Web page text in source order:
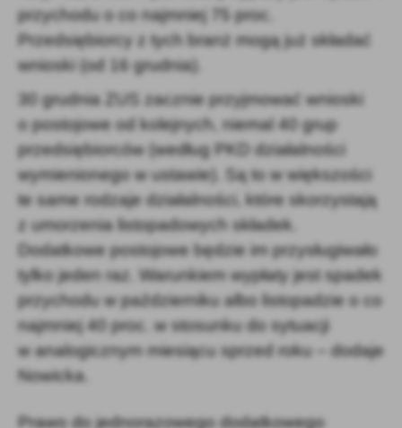
przychodu o co najmniej 75 proc.
Przedsiębiorcy z tych branż mogą już składać
wnioski (od 16 grudnia).
30 grudnia ZUS zacznie przyjmować wnioski
o postojowe od kolejnych, niemal 40 grup
przedsiębiorców (według PKD działalności
wymienionego w ustawie). Są to w większości
te same rodzaje działalności, które skorzystają
z umorzenia listopadowych składek.
Dodatkowe postojowe będzie im przysługiwało
tylko jeden raz. Warunkiem wypłaty jest spadek
przychodu w październiku albo listopadzie o co
najmniej 40 proc. w stosunku do sytuacji
w analogicznym miesiącu sprzed roku – dodaje
Nowicka.
Prawo do jednorazowego dodatkowego